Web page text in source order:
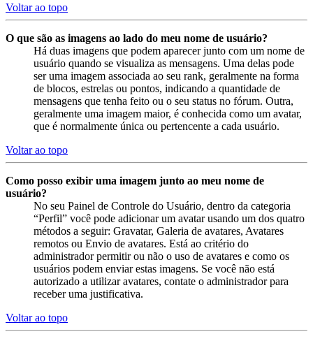
Voltar ao topo
O que são as imagens ao lado do meu nome de usuário?
Há duas imagens que podem aparecer junto com um nome de
usuário quando se visualiza as mensagens. Uma delas pode
ser uma imagem associada ao seu rank, geralmente na forma
de blocos, estrelas ou pontos, indicando a quantidade de
mensagens que tenha feito ou o seu status no fórum. Outra,
geralmente uma imagem maior, é conhecida como um avatar,
que é normalmente única ou pertencente a cada usuário.
Voltar ao topo
Como posso exibir uma imagem junto ao meu nome de
usuário?
No seu Painel de Controle do Usuário, dentro da categoria
“Perfil” você pode adicionar um avatar usando um dos quatro
métodos a seguir: Gravatar, Galeria de avatares, Avatares
remotos ou Envio de avatares. Está ao critério do
administrador permitir ou não o uso de avatares e como os
usuários podem enviar estas imagens. Se você não está
autorizado a utilizar avatares, contate o administrador para
receber uma justificativa.
Voltar ao topo